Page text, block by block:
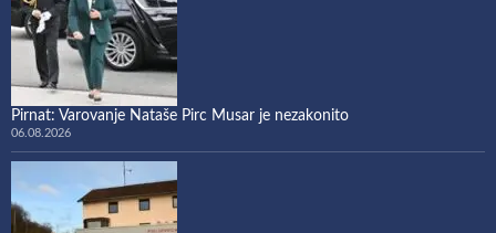
Pirnat: Varovanje Nataše Pirc Musar je nezakonito
06.08.2026